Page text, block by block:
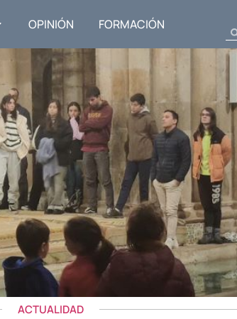
OPINIÓN FORMACIÓN
ACTUALIDAD